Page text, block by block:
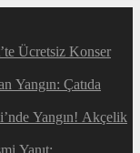
Ücretsiz Konser
Yangın: Çatıda
Yangın! Akçelik
Yanıt: